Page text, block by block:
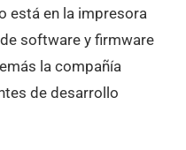
está en la impresora
software y firmware
la compañía
de desarrollo